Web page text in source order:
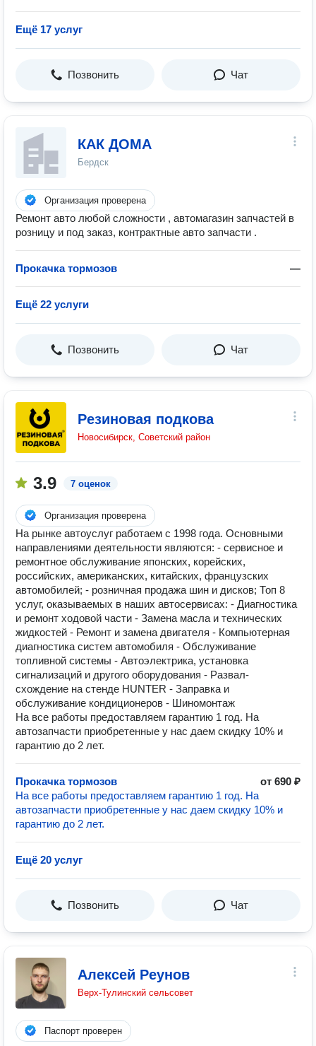
Ещё 17 услуг
Позвонить Чат
КАК ДОМА
Бердск
Организация проверена
Ремонт авто любой сложности , автомагазин запчастей в
розницу и под заказ, контрактные авто запчасти .
Прокачка тормозов —
Ещё 22 услуги
Позвонить Чат
Резиновая подкова
Новосибирск, Советский район
3.9 7 оценок
Организация проверена
На рынке автоуслуг работаем с 1998 года. Основными
направлениями деятельности являются: - сервисное и
ремонтное обслуживание японских, корейских,
российских, американских, китайских, французских
автомобилей; - розничная продажа шин и дисков; Топ 8
услуг, оказываемых в наших автосервисах: - Диагностика
и ремонт ходовой части - Замена масла и технических
жидкостей - Ремонт и замена двигателя - Компьютерная
диагностика систем автомобиля - Обслуживание
топливной системы - Автоэлектрика, установка
сигнализаций и другого оборудования - Развал-
схождение на стенде HUNTER - Заправка и
обслуживание кондиционеров - Шиномонтаж
На все работы предоставляем гарантию 1 год. На
автозапчасти приобретенные у нас даем скидку 10% и
гарантию до 2 лет.
Прокачка тормозов
от 690 ₽
На все работы предоставляем гарантию 1 год. На
автозапчасти приобретенные у нас даем скидку 10% и
гарантию до 2 лет.
Ещё 20 услуг
Позвонить Чат
Алексей Реунов
Верх-Тулинский сельсовет
Паспорт проверен